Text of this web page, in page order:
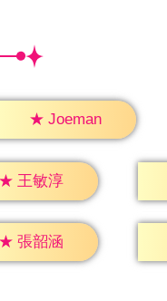
★ Joeman
王敏淳
張韶涵